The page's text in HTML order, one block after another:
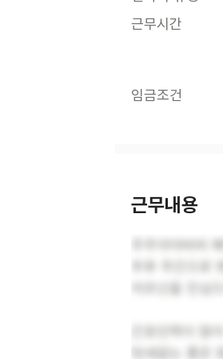
근무시간
임금조건
근무내용